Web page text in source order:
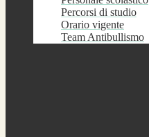
Percorsi di studio
Orario vigente
Team Antibullismo